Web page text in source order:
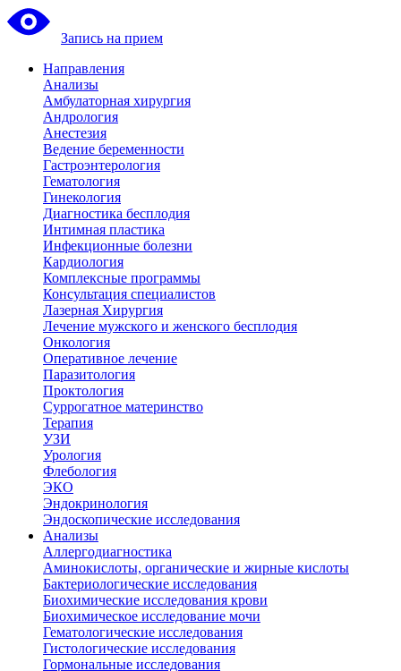
Запись на прием
Направления
Анализы
Амбулаторная хирургия
Андрология
Анестезия
Ведение беременности
Гастроэнтерология
Гематология
Гинекология
Диагностика бесплодия
Интимная пластика
Инфекционные болезни
Кардиология
Комплексные программы
Консультация специалистов
Лазерная Хирургия
Лечение мужского и женского бесплодия
Онкология
Оперативное лечение
Паразитология
Проктология
Суррогатное материнство
Терапия
УЗИ
Урология
Флебология
ЭКО
Эндокринология
Эндоскопические исследования
Анализы
Аллергодиагностика
Аминокислоты, органические и жирные кислоты
Бактериологические исследования
Биохимические исследования крови
Биохимическое исследование мочи
Гематологические исследования
Гистологические исследования
Гормональные исследования